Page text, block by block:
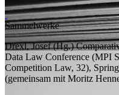
Sammelwerke
Drexl, Josef (Hg.)
Data Law Conference (MPI
Competition Law, 32),
(gemeinsam mit Moritz